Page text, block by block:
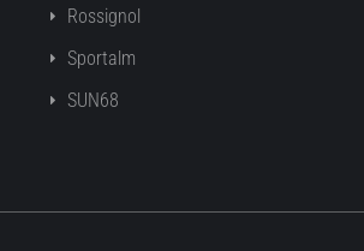
Rossignol
Sportalm
SUN68